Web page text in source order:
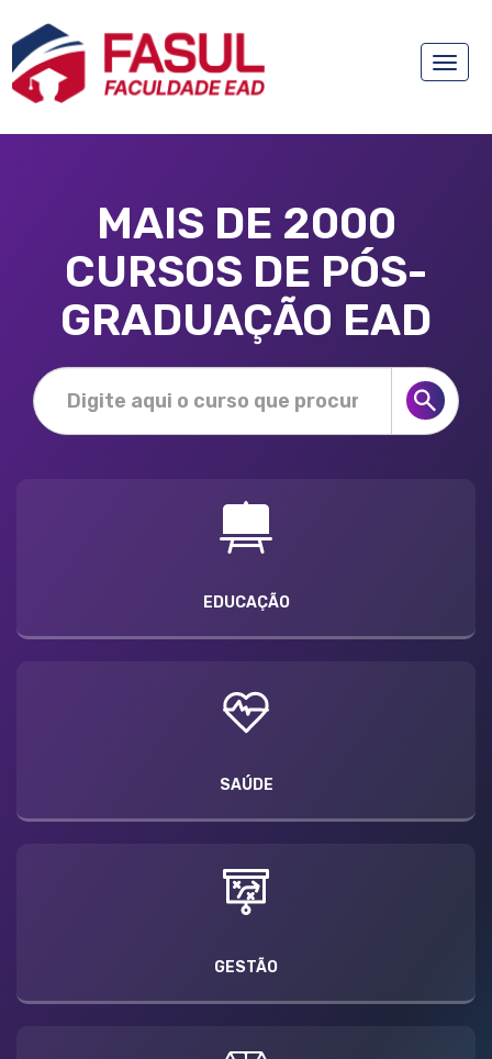
Toggle
MAIS DE 2000
CURSOS DE PÓS-
GRADUAÇÃO EAD
EDUCAÇÃO
SAÚDE
GESTÃO